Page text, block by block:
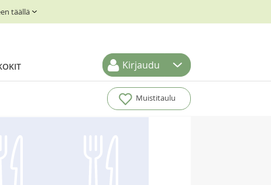
täällä
Kirjaudu
Muistitaulu